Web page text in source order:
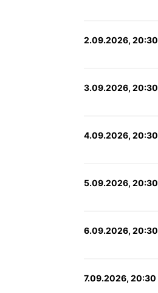
2.09.2026, 20:30
3.09.2026, 20:30
4.09.2026, 20:30
5.09.2026, 20:30
6.09.2026, 20:30
7.09.2026, 20:30